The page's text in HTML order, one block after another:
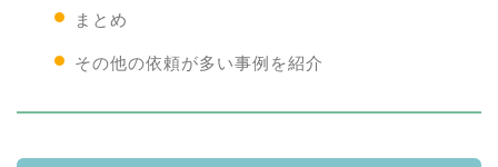
まとめ
その他の依頼が多い事例を紹介